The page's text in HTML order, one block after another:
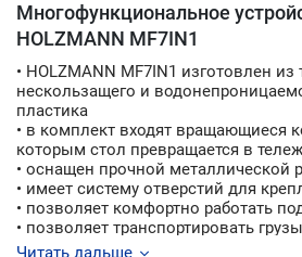
Многофункциональное
HOLZMANN MF7IN1
• HOLZMANN MF7IN1 изготовлен из
нескользащего и
пластика
• в комплект входят вращающиеся
которым стол превращается в
• оснащен прочной металлической
• имеет систему отверстий для
• позволяет комфортно работать
• позволяет транспортировать
пределы контура тележки
Читать дальше